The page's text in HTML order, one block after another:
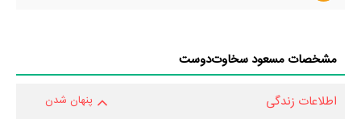
مشخصات مسعود سخاوت‌دوست
اطلاعات زندگی پنهان شدن